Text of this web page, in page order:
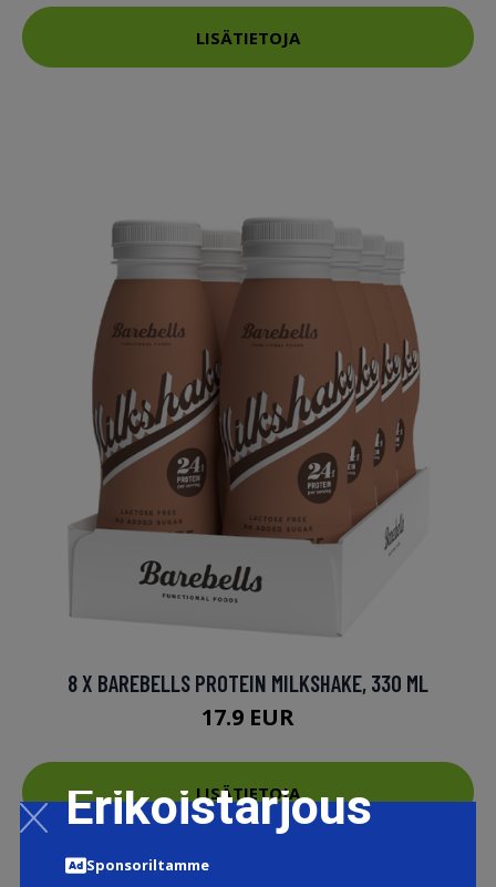
LISÄTIETOJA
8 X BAREBELLS PROTEIN MILKSHAKE, 330 ML
17.9 EUR
LISÄTIETOJA
Erikoistarjous
Sponsoriltamme